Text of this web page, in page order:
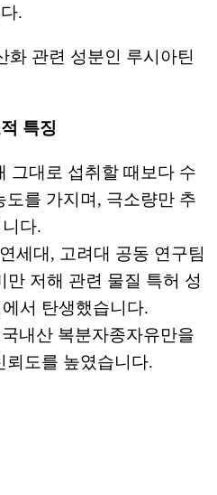
.
화 관련 성분인 루시아틴
특징
그대로 섭취할 때보다 수
도를 가지며, 극소량만 추
다.
세대, 고려대 공동 연구팀
만 저해 관련 물질 특허 성
서 탄생했습니다.
국내산 복분자종자유만을
뢰도를 높였습니다.